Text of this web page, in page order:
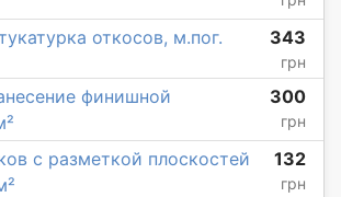
откосов, м.пог. 343
грн
финишной
300
грн
с разметкой плоскостей
132
грн